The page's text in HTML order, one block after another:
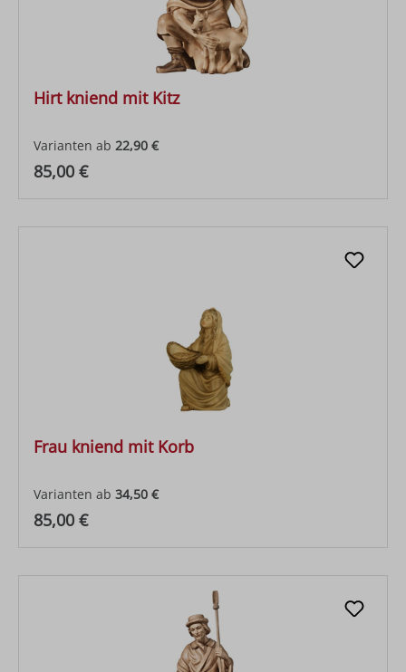
Hirt kniend mit Kitz
Varianten ab 22,90 €
Regulärer Preis:
85,00 €
Frau kniend mit Korb
Varianten ab 34,50 €
Regulärer Preis:
85,00 €